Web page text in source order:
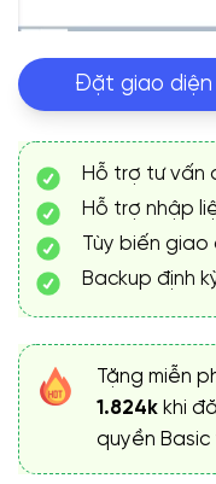
Đặt giao diện
Hỗ trợ tư vấn
Hỗ trợ nhập
Tùy biến giao
Backup định
Tặng miễn
1.824k khi
quyền Basic